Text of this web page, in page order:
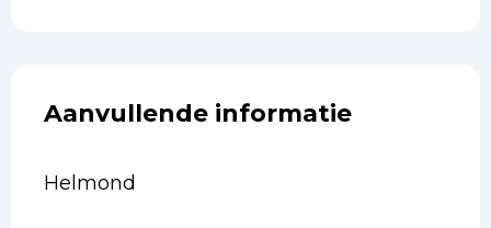
Aanvullende informatie
Helmond